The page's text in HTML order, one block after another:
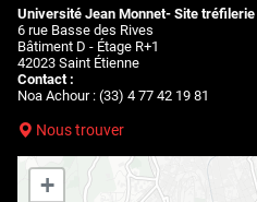
Université Jean Monnet- Site tréfilerie
6 rue Basse des Rives
Bâtiment D - Étage R+1
42023 Saint Étienne
Contact :
Noa Achour : (33) 4 77 42 19 81
Nous trouver
+